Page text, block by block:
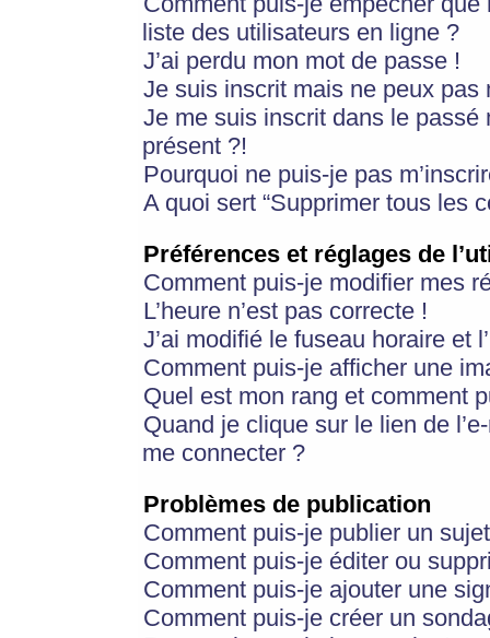
liste des utilisateurs en ligne ?
J’ai perdu mon mot de passe !
Je suis inscrit mais ne peux pas
Je me suis inscrit dans le
présent ?!
Pourquoi ne puis-je pas
A quoi sert “Supprimer tous les
Préférences et réglages de
Comment puis-je modifier mes
L’heure n’est pas correcte !
J’ai modifié le fuseau horaire et
Comment puis-je afficher une
Quel est mon rang et comment
Quand je clique sur le lien de
me connecter ?
Problèmes de publication
Comment puis-je publier un
Comment puis-je éditer ou
Comment puis-je ajouter une
Comment puis-je créer un